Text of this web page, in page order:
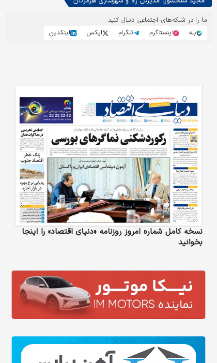
ما را در شبکه‌های اجتماعی دنبال کنید
بله
اینستاگرم تلگرام ایکس لینکدین
نسخه کامل شماره امروز روزنامه «دنیای‌ اقتصاد» را اینجا
بخوانید